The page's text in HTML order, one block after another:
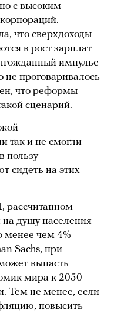
с высоким
что сверхдоходы
в рост зарплат
импульс
проговаривалось
что реформы
сценарий.
так и не смогли
пользу
сидеть на этих
на душу населения
менее чем 4%
Sachs, при
выпасть
мира к 2050
Тем не менее, если
повысить